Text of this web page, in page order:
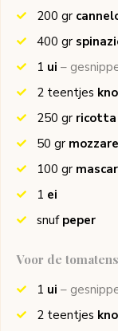
200 gr
400 gr
1 ui –
2 teentjes
250 gr ricotta
50 gr
100 gr
1 ei
snuf peper
Voor de
1 ui –
2 teentjes